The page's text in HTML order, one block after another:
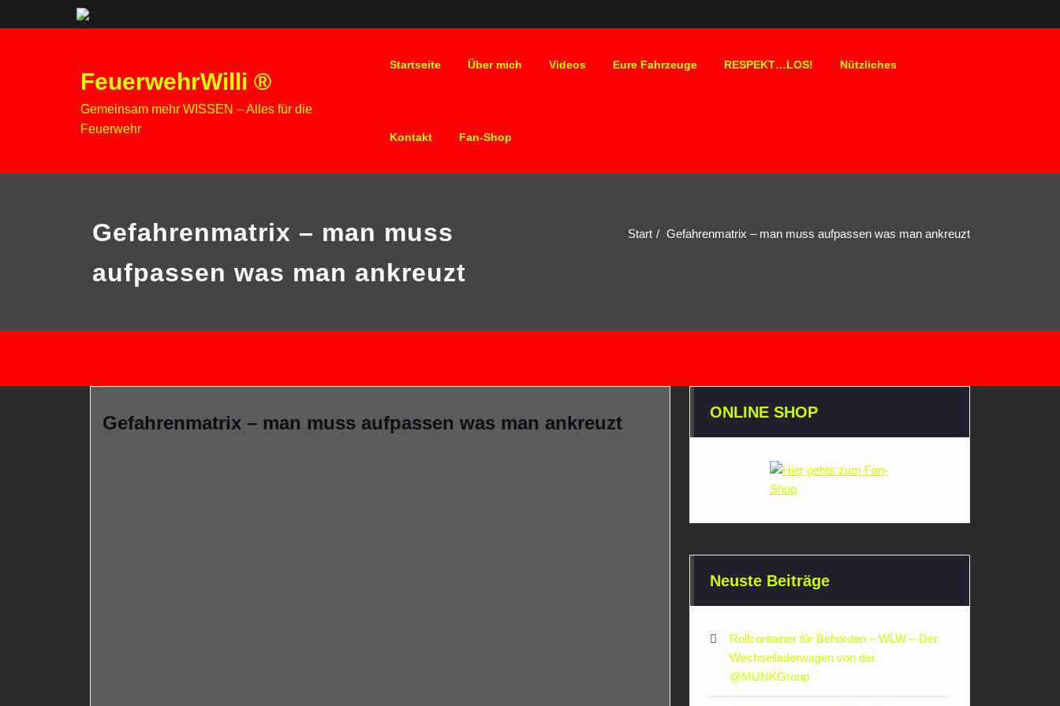
FeuerwehrWilli ®
Gemeinsam mehr WISSEN – Alles für die
Feuerwehr
Startseite Über mich Videos Eure Fahrzeuge RESPEKT…LOS! Nützliches
Kontakt Fan-Shop
Gefahrenmatrix – man muss
aufpassen was man ankreuzt
Start Gefahrenmatrix – man muss aufpassen was man ankreuzt
Gefahrenmatrix – man muss aufpassen was man ankreuzt ONLINE SHOP
Neuste Beiträge
Rollcontainer für Behörden – WLW – Der
Wechselladerwagen von der
‪@MUNKGroup‬